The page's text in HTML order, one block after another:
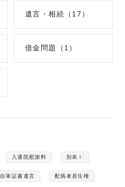
遺言・相続（17）
借金問題（1）
入通院慰謝料 別表Ⅰ
自筆証書遺言 配偶者居住権